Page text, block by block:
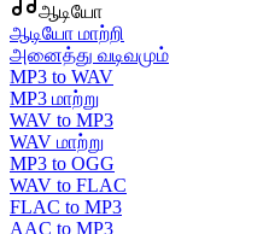
ஆடியோ
ஆடியோ மாற்றி
அனைத்து வடிவமும்
MP3 to WAV
MP3 மாற்று
WAV to MP3
WAV மாற்று
MP3 to OGG
WAV to FLAC
FLAC to MP3
AAC to MP3